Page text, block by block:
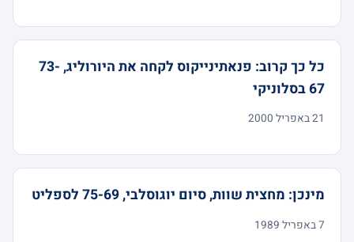
כל כך קרוב: פנאתינייקוס לקחה את היורוליג, 73-
67 בסלוניקי
21 באפריל 2000
מינכן: מחצית שוות, סיום יוגוסלבי, 75-69 לספליט
7 באפריל 1989